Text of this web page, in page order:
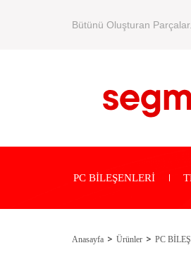
Bütünü Oluşturan Parçalar.
PC BİLEŞENLERİ
Anasayfa Ürünler PC